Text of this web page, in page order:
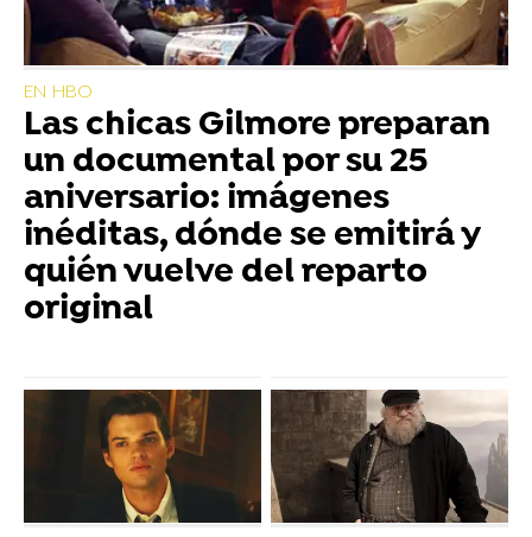
EN HBO
Las chicas Gilmore preparan
un documental por su 25
aniversario: imágenes
inéditas, dónde se emitirá y
quién vuelve del reparto
original